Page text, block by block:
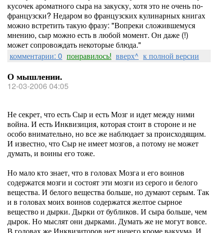
кусочек ароматного сыра на закуску, хотя это не очень по-
французски? Недаром во французских кулинарных книгах
можно встретить такую фразу: "Вопреки сложившемуся
мнению, сыр можно есть в любой момент. Он даже (!)
может сопровождать некоторые блюда."
комментарии: 0 понравилось! вверх^ к полной версии
О мышлении.
12-03-2006 04:05
Не секрет, что есть Сыр и есть Мозг и идет между ними
война. И есть Инквизиция, которая стоит в стороне и не
особо внимательно, но все же наблюдает за происходящим.
И известно, что Сыр не имеет мозгов, а потому не может
думать, и воины его тоже.
Но мало кто знает, что в головах Мозга и его воинов
содержатся мозги и состоят эти мозги из серого и белого
вещества. И белого вещества больше, но думают серым. Так
и в головах моих воинов содержатся желтое сырное
вещество и дырки. Дырки от бубликов. И сыра больше, чем
дырок. Но мыслят они дырками. Думать же не могут вовсе.